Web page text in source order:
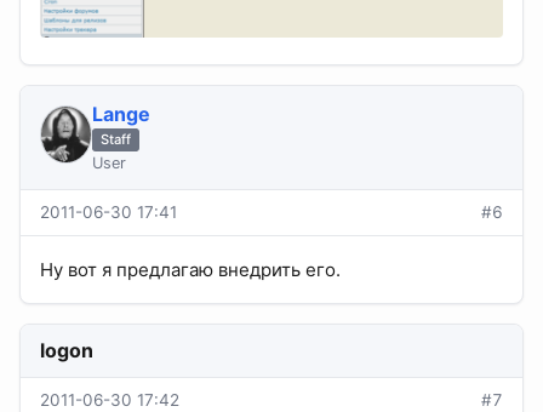
Lange
Staff
User
2011-06-30 17:41 #6
Ну вот я предлагаю внедрить его.
logon
2011-06-30 17:42 #7